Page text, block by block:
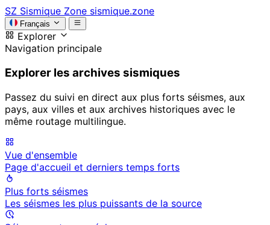
SZ Sismique Zone sismique.zone
Français
Explorer
Navigation principale
Explorer les archives sismiques
Passez du suivi en direct aux plus forts séismes, aux
pays, aux villes et aux archives historiques avec le
même routage multilingue.
Vue d'ensemble
Page d'accueil et derniers temps forts
Plus forts séismes
Les séismes les plus puissants de la source